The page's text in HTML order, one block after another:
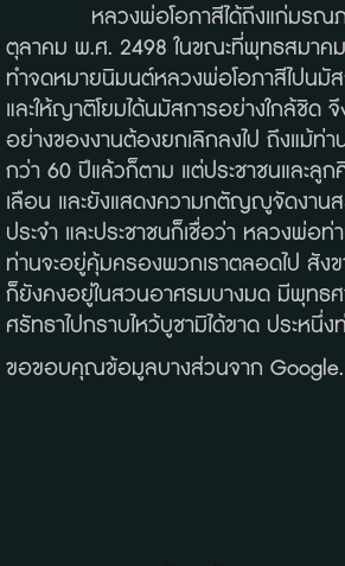
หลวงพ่อโอภาสีได้ถึงแก่มรณภา
ตุลาคม พ.ศ. 2498 ในขณะที่พุทธสมาคม
ทำจดหมายนิมนต์หลวงพ่อโอภาสีไปนมั
และให้ญาติโยมได้นมัสการอย่างใกล้ชิด
อย่างของงานต้องยกเลิกลงไป ถึงแม้ท่
กว่า 60 ปีแล้วก็ตาม แต่ประชาชนและลู
เลือน และยังแสดงความกตัญญูจัดงาน
ประจำ และประชาชนก็เชื่อว่า หลวงพ่อท่า
ท่านจะอยู่คุ้มครองพวกเราตลอดไป สัง
ก็ยังคงอยู่ในสวนอาศรมบางมด มีพุทธ
ศรัทธาไปกราบไหว้บูชามิได้ขาด ประหนึ่
ขอขอบคุณข้อมูลบางส่วนจาก Google.